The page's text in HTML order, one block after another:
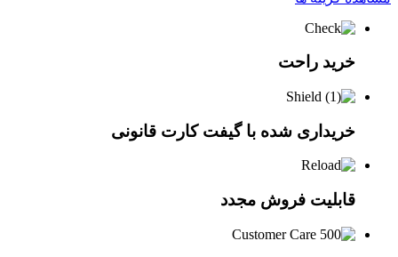
خرید راحت
خریداری شده با گیفت کارت قانونی
قابلیت فروش مجدد